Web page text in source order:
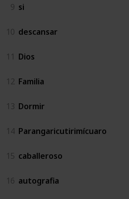
9 si
10 descansar
11 Dios
12 Familia
13 Dormir
14 Parangaricutirimícuaro
15 caballeroso
16 autografia